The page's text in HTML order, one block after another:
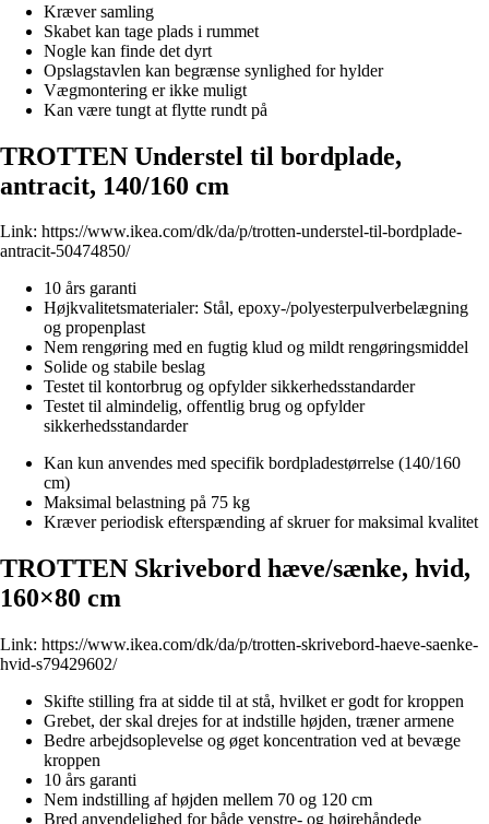
Kræver samling
Skabet kan tage plads i rummet
Nogle kan finde det dyrt
Opslagstavlen kan begrænse synlighed for hylder
Vægmontering er ikke muligt
Kan være tungt at flytte rundt på
TROTTEN Understel til bordplade,
antracit, 140/160 cm
Link: https://www.ikea.com/dk/da/p/trotten-understel-til-bordplade-
antracit-50474850/
10 års garanti
Højkvalitetsmaterialer: Stål, epoxy-/polyesterpulverbelægning
og propenplast
Nem rengøring med en fugtig klud og mildt rengøringsmiddel
Solide og stabile beslag
Testet til kontorbrug og opfylder sikkerhedsstandarder
Testet til almindelig, offentlig brug og opfylder
sikkerhedsstandarder
Kan kun anvendes med specifik bordpladestørrelse (140/160
cm)
Maksimal belastning på 75 kg
Kræver periodisk efterspænding af skruer for maksimal kvalitet
TROTTEN Skrivebord hæve/sænke, hvid,
160×80 cm
Link: https://www.ikea.com/dk/da/p/trotten-skrivebord-haeve-saenke-
hvid-s79429602/
Skifte stilling fra at sidde til at stå, hvilket er godt for kroppen
Grebet, der skal drejes for at indstille højden, træner armene
Bedre arbejdsoplevelse og øget koncentration ved at bevæge
kroppen
10 års garanti
Nem indstilling af højden mellem 70 og 120 cm
Bred anvendelighed for både venstre- og højrehåndede